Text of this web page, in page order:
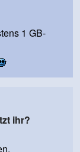
1 GB-
ihr?